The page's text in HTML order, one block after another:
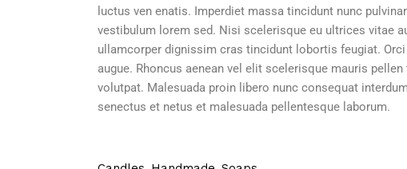
luctus ven enatis. Imperdiet massa tincidunt nunc
vestibulum lorem sed. Nisi scelerisque eu ultrices vitae
ullamcorper dignissim cras tincidunt lobortis feugiat.
augue. Rhoncus aenean vel elit scelerisque mauris
volutpat. Malesuada proin libero nunc consequat
senectus et netus et malesuada pellentesque laborum.